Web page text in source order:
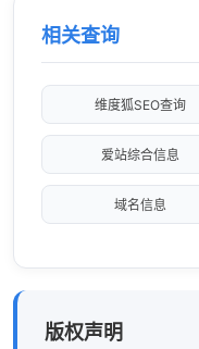
相关查询
维度狐SEO查询
爱站综合信息
域名信息
版权声明